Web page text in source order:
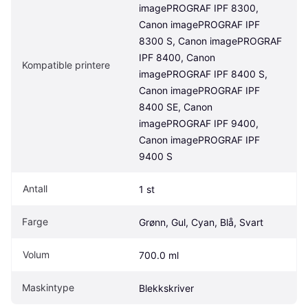
Kompatible printere
imagePROGRAF IPF 8300,
Canon imagePROGRAF IPF
8300 S, Canon imagePROGRAF
IPF 8400, Canon
imagePROGRAF IPF 8400 S,
Canon imagePROGRAF IPF
8400 SE, Canon
imagePROGRAF IPF 9400,
Canon imagePROGRAF IPF
9400 S
Antall 1 st
Farge Grønn, Gul, Cyan, Blå, Svart
Volum 700.0 ml
Maskintype Blekkskriver